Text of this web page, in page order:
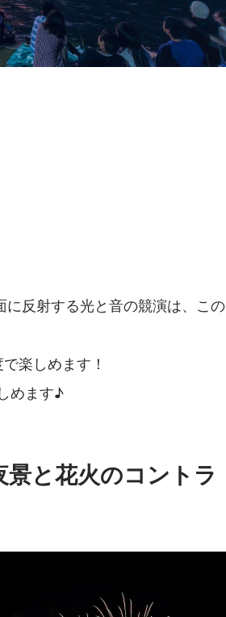
反射する光と音の競演は、この
楽しめます！
めます♪
と花火のコントラ